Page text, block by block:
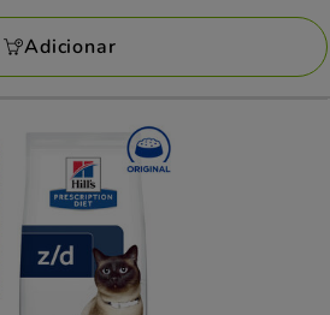
Adicionar